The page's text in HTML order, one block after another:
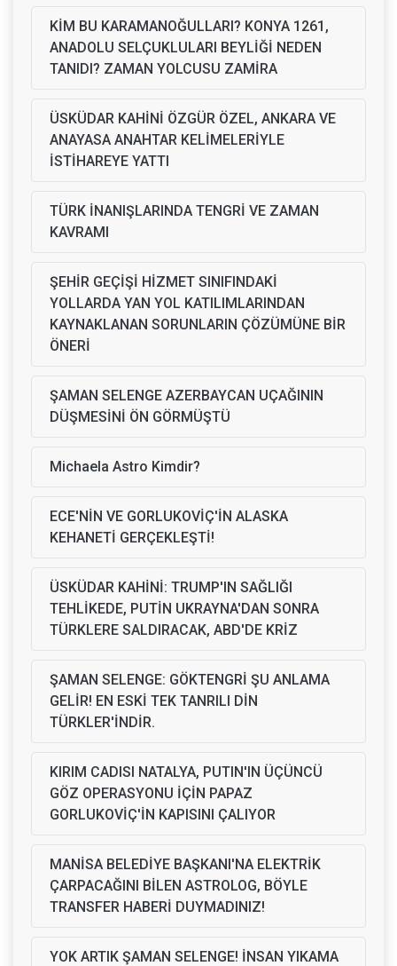
KİM BU KARAMANOĞULLARI? KONYA 1261,
ANADOLU SELÇUKLULARI BEYLİĞİ NEDEN
TANIDI? ZAMAN YOLCUSU ZAMİRA
ÜSKÜDAR KAHİNİ ÖZGÜR ÖZEL, ANKARA VE
ANAYASA ANAHTAR KELİMELERİYLE
İSTİHAREYE YATTI
TÜRK İNANIŞLARINDA TENGRİ VE ZAMAN
KAVRAMI
ŞEHİR GEÇİŞİ HİZMET SINIFINDAKİ
YOLLARDA YAN YOL KATILIMLARINDAN
KAYNAKLANAN SORUNLARIN ÇÖZÜMÜNE BİR
ÖNERİ
ŞAMAN SELENGE AZERBAYCAN UÇAĞININ
DÜŞMESİNİ ÖN GÖRMÜŞTÜ
Michaela Astro Kimdir?
ECE'NİN VE GORLUKOVİÇ'İN ALASKA
KEHANETİ GERÇEKLEŞTİ!
ÜSKÜDAR KAHİNİ: TRUMP'IN SAĞLIĞI
TEHLİKEDE, PUTİN UKRAYNA'DAN SONRA
TÜRKLERE SALDIRACAK, ABD'DE KRİZ
ŞAMAN SELENGE: GÖKTENGRİ ŞU ANLAMA
GELİR! EN ESKİ TEK TANRILI DİN
TÜRKLER'İNDİR.
KIRIM CADISI NATALYA, PUTIN'IN ÜÇÜNCÜ
GÖZ OPERASYONU İÇİN PAPAZ
GORLUKOVİÇ'İN KAPISINI ÇALIYOR
MANİSA BELEDİYE BAŞKANI'NA ELEKTRİK
ÇARPACAĞINI BİLEN ASTROLOG, BÖYLE
TRANSFER HABERİ DUYMADINIZ!
YOK ARTIK ŞAMAN SELENGE! İNSAN YIKAMA